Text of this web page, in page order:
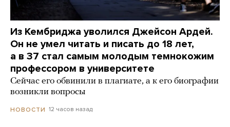
Из Кембриджа уволился Джейсон Ардей.
Он не умел читать и писать до 18 лет,
а в 37 стал самым молодым темнокожим
профессором в университете
Сейчас его обвинили в плагиате, а к его биографии
возникли вопросы
НОВОСТИ 12 часов назад